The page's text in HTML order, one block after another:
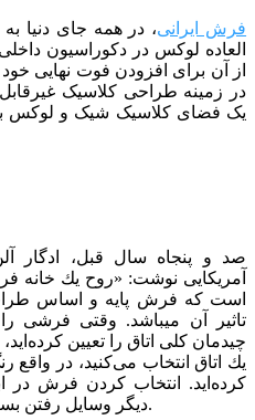
فرش ایرانی، در همه جای دنیا
العاده لوکس در دکوراسیون
از آن برای افزودن فوت نهایی خود
در زمینه طراحی کلاسیک
یک فضای کلاسیک شیک و لوکس
صد و پنجاه سال قبل، ادگار
آمریکایی نوشت: «روح یك
است كه فرش پایه و اساس
تاثیر آن می­باشد. وقتی فرشی
چیدمان كلی اتاق را تعیین
یك اتاق انتخاب می‌كنید، در واقع
كرده‌اید. انتخاب کردن فرش در
دیگر وسایل رفتن بسیار راحت‌تر از راه‌های دیگر است.